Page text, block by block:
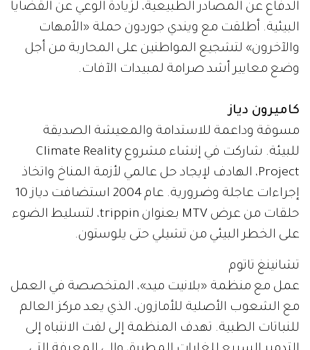
الدفاع عن المصادر الطبيعية، لزيادة الوعي عن القضايا
البيئية. أطلقت مع ويندي جوردون حملة «الأمهات
والآخرون» لتشجيع المواطنين على المحاربة من أجل
وضع معايير أشد صرامة لمبيدات الآفات.
كاميرون دياز
مسوقة وداعمة للاستدامة والمعيشة الصديقة
للبيئة. شاركت في إنشاء مشروع Climate Reality
Project، الهادف لإيجاد حل عالمي لأزمة المناخ واتخاذ
إجراءات عاجلة وضرورية. عام 2004 استضافت دياز 10
حلقات من عرض MTV بعنوان trippin، لتسليط الضوء
على الخطر البيئي من تشيلي حتى يلوستون.
تشانينغ تاتوم
عمل مع منظمة «بلانيت ميد»، المتخصصة في العمل
مع الشعوب الأصلية للأمازون، الذي يعد مركز العالم
للنباتات الطبية. تهدف المنظمة إلى لفت الانتباه إلى